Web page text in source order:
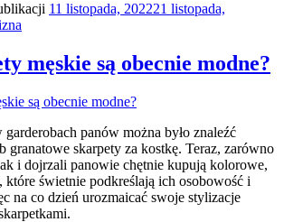
11 listopada, 202221 listopada,
męskie są obecnie modne?
garderobach panów można było znaleźć
granatowe skarpety za kostkę. Teraz, zarówno
i dojrzali panowie chętnie kupują kolorowe,
które świetnie podkreślają ich osobowość i
na co dzień urozmaicać swoje stylizacje